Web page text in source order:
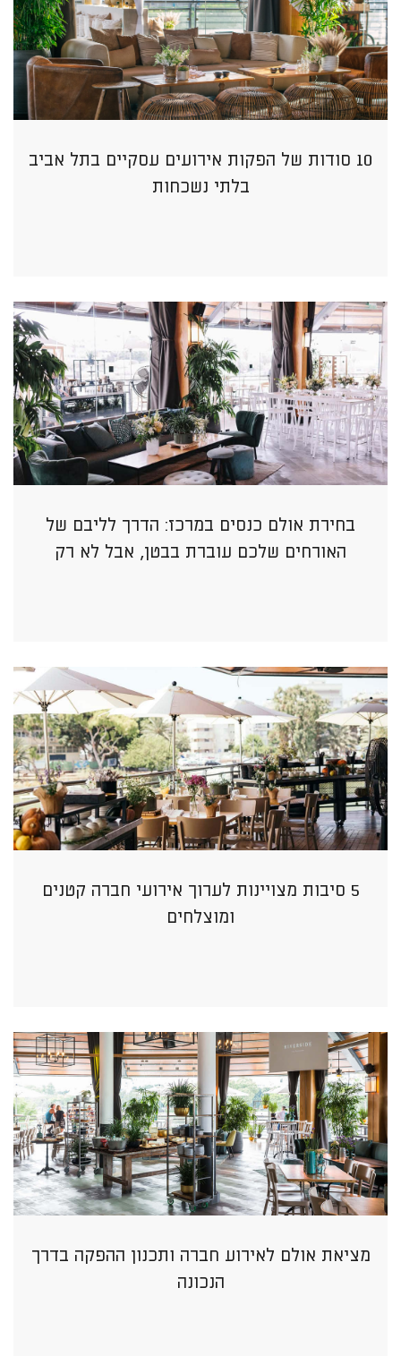
10 סודות של הפקות אירועים עסקיים בתל אביב
בלתי נשכחות
בחירת אולם כנסים במרכז: הדרך לליבם של
האורחים שלכם עוברת בבטן, אבל לא רק
5 סיבות מצויינות לערוך אירועי חברה קטנים
ומוצלחים
מציאת אולם לאירוע חברה ותכנון ההפקה בדרך
הנכונה